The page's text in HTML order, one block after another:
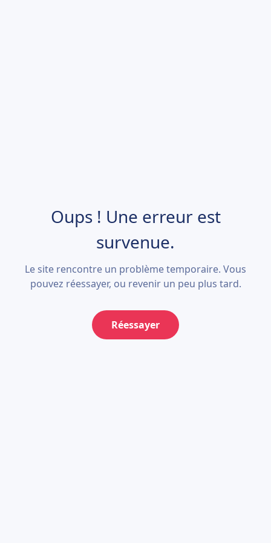
Oups ! Une erreur est
survenue.
Le site rencontre un problème temporaire. Vous
pouvez réessayer, ou revenir un peu plus tard.
Réessayer